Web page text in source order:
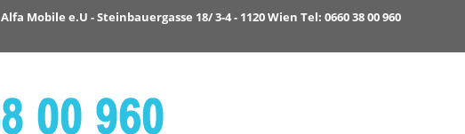
Alfa Mobile e.U - Steinbauergasse 18/ 3-4 - 1120 Wien Tel: 0660 38 00 960